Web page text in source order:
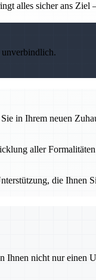
alles sicher ans Ziel
unverbindlich.
in Ihrem neuen
aller
die
nicht nur